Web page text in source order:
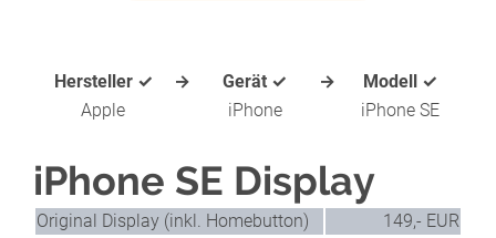
Hersteller ✓ → Gerät ✓ →
Modell ✓
Apple
iPhone iPhone SE
iPhone SE Display
Original Display (inkl. Homebutton)
149,- EUR